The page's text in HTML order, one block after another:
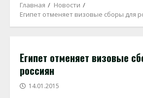
Главная
Новости
Египет отменяет визовые сборы для
Египет отменяет визовые
россиян
14.01.2015